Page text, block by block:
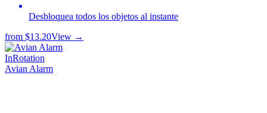
Desbloquea todos los objetos al instante
from $13.20View →
InRotation
Avian Alarm